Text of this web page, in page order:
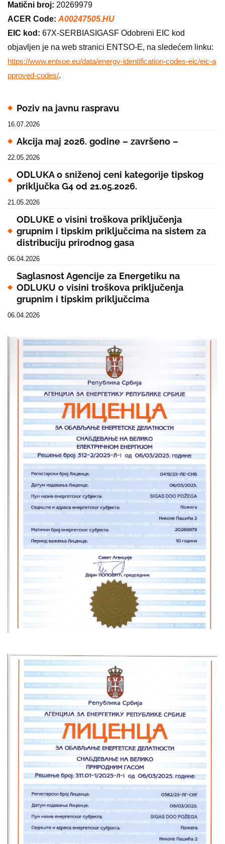
Matični broj: 20269979
ACER Code: A00247505.HU
EIC kod: 67X-SERBIASIGASF Odobreni EIC kod
objavljen je na web stranici ENTSO-E, na sledećem linku:
https://www.entsoe.eu/data/energy-identification-codes-eic/eic-a
pproved-codes/.
Poziv na javnu raspravu
16.07.2026
Akcija maj 2026. godine – završeno –
22.05.2026
ODLUKA o sniženoj ceni kategorije tipskog
priključka G4 od 21.05.2026.
21.05.2026
ODLUKE o visini troškova priključenja
grupnim i tipskim priključcima na sistem za
distribuciju prirodnog gasa
06.04.2026
Saglasnost Agencije za Energetiku na
ODLUKU o visini troškova priključenja
grupnim i tipskim priključcima
06.04.2026